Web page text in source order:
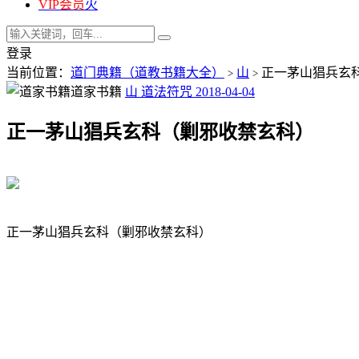
VIP会员火
登录
当前位置： 道门典籍（道教书籍大全） > 山 > 正一茅山猖兵玄
道家书籍 山 道法符咒 2018-04-04
正一茅山猖兵玄科（剿邪收禁玄科）
正一茅山猖兵玄科（剿邪收禁玄科）